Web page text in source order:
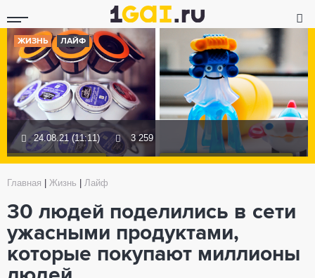
ЖИЗНЬ ЛАЙФ
24.08.21 (11:11) 3 259
Главная Жизнь Лайф
30 людей поделились в сети
ужасными продуктами,
которые покупают миллионы